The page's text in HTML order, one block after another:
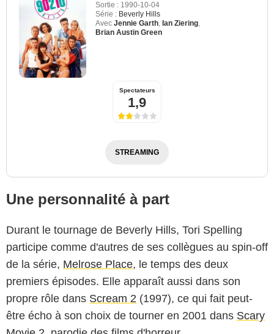
Sortie : 1990-10-04
Série : Beverly Hills
Avec Jennie Garth, Ian Ziering,
Brian Austin Green
Spectateurs
1,9
STREAMING
Une personnalité à part
Durant le tournage de Beverly Hills, Tori Spelling
participe comme d'autres de ses collègues au spin-off
de la série, Melrose Place, le temps des deux
premiers épisodes. Elle apparaît aussi dans son
propre rôle dans Scream 2 (1997), ce qui fait peut-
être écho à son choix de tourner en 2001 dans Scary